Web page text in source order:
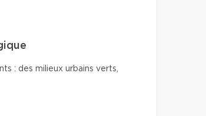
: des milieux urbains verts,